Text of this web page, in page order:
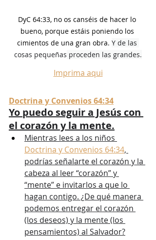
DyC 64:33, no os canséis de hacer lo
bueno, porque estáis poniendo los
cimientos de una gran obra. Y de las
cosas pequeñas proceden las grandes.
Imprima aqui
Doctrina y Convenios 64:34
Yo puedo seguir a Jesús con
el corazón y la mente.
Mientras lees a los niños
Doctrina y Convenios 64:34,
podrías señalarte el corazón y la
cabeza al leer “corazón” y
“mente” e invitarlos a que lo
hagan contigo. ¿De qué manera
podemos entregar el corazón
(los deseos) y la mente (los
pensamientos) al Salvador?